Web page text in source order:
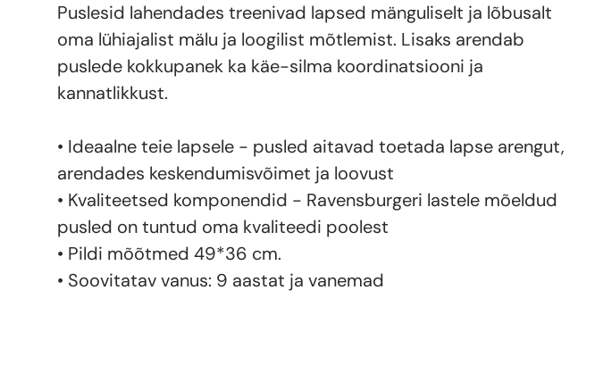
Puslesid lahendades treenivad lapsed mänguliselt ja lõbusalt
oma lühiajalist mälu ja loogilist mõtlemist. Lisaks arendab
puslede kokkupanek ka käe-silma koordinatsiooni ja
kannatlikkust.
• Ideaalne teie lapsele - pusled aitavad toetada lapse arengut,
arendades keskendumisvõimet ja loovust
• Kvaliteetsed komponendid - Ravensburgeri lastele mõeldud
pusled on tuntud oma kvaliteedi poolest
• Pildi mõõtmed 49*36 cm.
• Soovitatav vanus: 9 aastat ja vanemad